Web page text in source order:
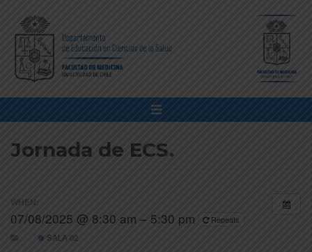
Jornada de ECS.
WHEN:
07/08/2025 @ 8:30 am – 5:30 pm
Repeats
SALA 02